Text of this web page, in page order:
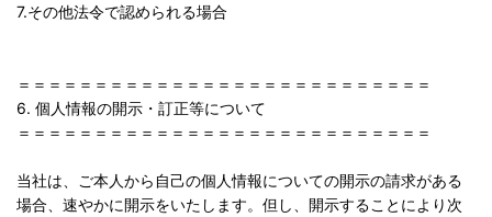
7.その他法令で認められる場合
＝＝＝＝＝＝＝＝＝＝＝＝＝＝＝＝＝＝＝＝＝＝＝＝＝＝＝
6. 個人情報の開示・訂正等について
＝＝＝＝＝＝＝＝＝＝＝＝＝＝＝＝＝＝＝＝＝＝＝＝＝＝＝
当社は、ご本人から自己の個人情報についての開示の請求がある
場合、速やかに開示をいたします。但し、開示することにより次